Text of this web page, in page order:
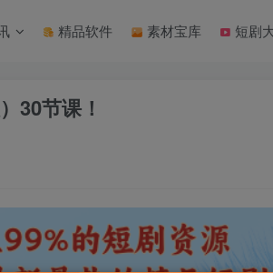
精品软件 素材宝库 短剧
30节课！